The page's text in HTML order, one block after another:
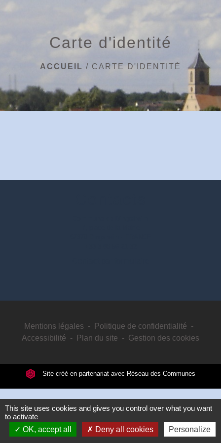
Carte d'identité
ACCUEIL / CARTE D'IDENTITÉ
Mentions légales - Politique de confidentialité -
Accessibilité - Plan du site - Gestion des cookies
Site créé en partenariat avec Réseau des Communes
This site uses cookies and gives you control over what you want
to activate
OK, accept all
Deny all cookies Personalize